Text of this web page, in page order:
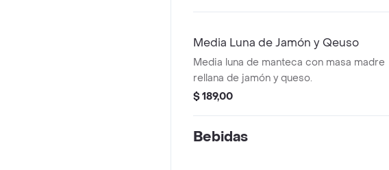
Media Luna de Jamón y Qeuso
Media luna de manteca con masa madre
rellana de jamón y queso.
$ 189,00
Bebidas